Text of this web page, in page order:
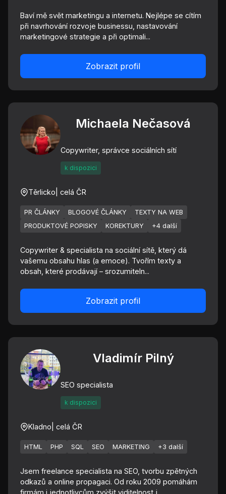
Baví mě svět marketingu a internetu. Nejlépe se cítím
při navrhování rozvoje businessu, nastavování
marketingové strategie a při optimali...
Zobrazit profil
Michaela Nečasová
Copywriter, správce sociálních sítí
k dispozici
Těrlicko | celá ČR
PR ČLÁNKY BLOGOVÉ ČLÁNKY
TEXTY NA WEB
PRODUKTOVÉ POPISKY
KOREKTURY +4 další
Copywriter & specialista na sociální sítě, který dá
vašemu obsahu hlas (a emoce). Tvořím texty a
obsah, které prodávají – srozumiteln...
Zobrazit profil
Vladimír Pilný
SEO specialista
k dispozici
Kladno | celá ČR
HTML PHP SQL SEO MARKETING +3 další
Jsem freelance specialista na SEO, tvorbu zpětných
odkazů a online propagaci. Od roku 2009 pomáhám
firmám i jednotlivcům zvýšit viditelnost j...